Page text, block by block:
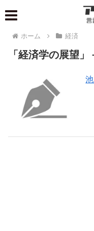
ホーム 経済
「経済学の展望